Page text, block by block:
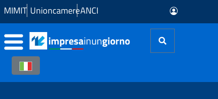
Skip to Main Content
MIMIT UnioncamereANCI